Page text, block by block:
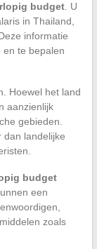
budget. U
in Thailand,
informatie
en te bepalen
Hoewel het land
aanzienlijk
gebieden.
dan landelijke
budget
een
zoals